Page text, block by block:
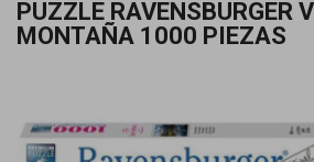
PUZZLE RAVENSBURGER
MONTAÑA 1000 PIEZAS